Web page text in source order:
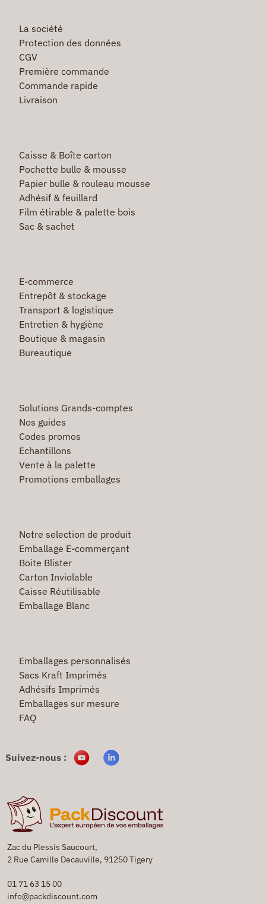
Zac du Plessis Saucourt,
2 Rue Camille Decauville, 91250 Tigery
01 71 63 15 00
info@packdiscount.com
La société
Protection des données
CGV
Première commande
Commande rapide
Livraison
Caisse & Boîte carton
Pochette bulle & mousse
Papier bulle & rouleau mousse
Adhésif & feuillard
Film étirable & palette bois
Sac & sachet
E-commerce
Entrepôt & stockage
Transport & logistique
Entretien & hygiène
Boutique & magasin
Bureautique
Solutions Grands-comptes
Nos guides
Codes promos
Echantillons
Vente à la palette
Promotions emballages
Notre selection de produit
Emballage E-commerçant
Boite Blister
Carton Inviolable
Caisse Réutilisable
Emballage Blanc
Emballages personnalisés
Sacs Kraft Imprimés
Adhésifs Imprimés
Emballages sur mesure
FAQ
Suivez-nous :